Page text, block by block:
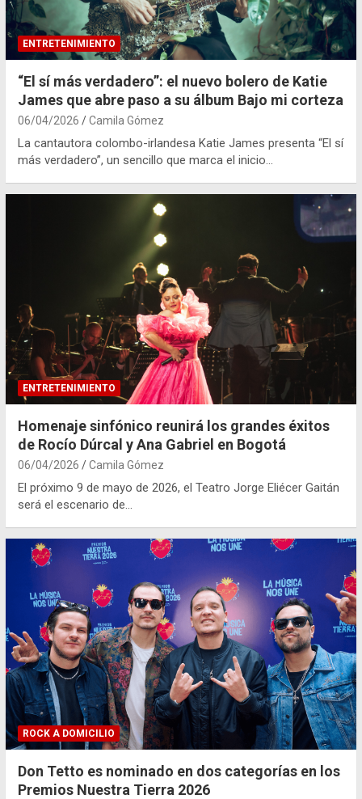
ENTRETENIMIENTO
“El sí más verdadero”: el nuevo bolero de Katie
James que abre paso a su álbum Bajo mi corteza
06/04/2026 Camila Gómez
La cantautora colombo-irlandesa Katie James presenta “El sí
más verdadero”, un sencillo que marca el inicio…
ENTRETENIMIENTO
Homenaje sinfónico reunirá los grandes éxitos
de Rocío Dúrcal y Ana Gabriel en Bogotá
06/04/2026 Camila Gómez
El próximo 9 de mayo de 2026, el Teatro Jorge Eliécer Gaitán
será el escenario de…
ROCK A DOMICILIO
Don Tetto es nominado en dos categorías en los
Premios Nuestra Tierra 2026